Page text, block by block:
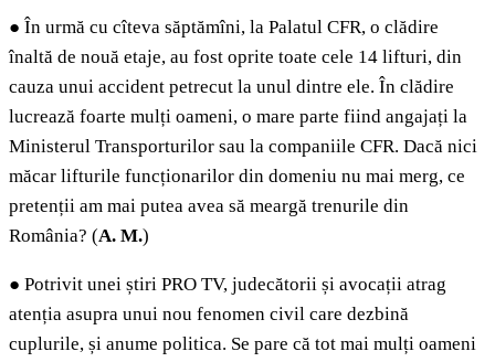
● În urmă cu cîteva săptămîni, la Palatul CFR, o clădire
înaltă de nouă etaje, au fost oprite toate cele 14 lifturi, din
cauza unui accident petrecut la unul dintre ele. În clădire
lucrează foarte mulți oameni, o mare parte fiind angajați la
Ministerul Transporturilor sau la companiile CFR. Dacă nici
măcar lifturile funcționarilor din domeniu nu mai merg, ce
pretenții am mai putea avea să meargă trenurile din
România? (A. M.)
● Potrivit unei știri PRO TV, judecătorii și avocații atrag
atenția asupra unui nou fenomen civil care dezbină
cuplurile, și anume politica. Se pare că tot mai mulți oameni